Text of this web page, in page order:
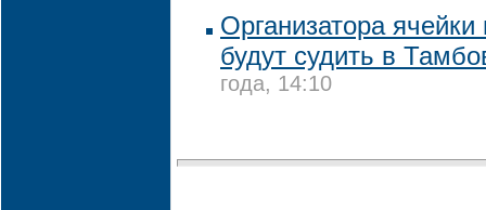
Организатора ячейки
будут судить в
года, 14:10